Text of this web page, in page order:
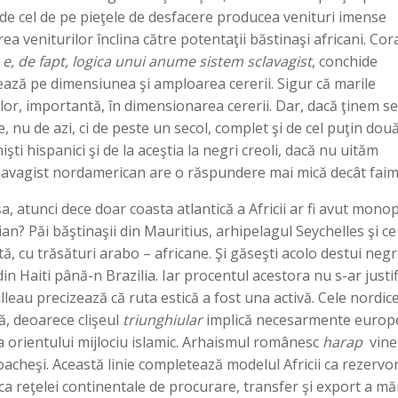
de pe pieţele de desfacere producea venituri imense
veniturilor înclina către potentaţii băstinaşi africani.
e, de fapt, logica unui anume sistem sclavagist, conchide
pe dimensiunea şi amploarea cererii. Sigur că marile
importantă, în dimensionarea cererii. Dar, dacă ţinem
de azi, ci de peste un secol, complet şi de cel puţin
hispanici şi de la aceştia la negri creoli, dacă nu uităm
nordamerican are o răspundere mai mică decât
atunci dece doar coasta atlantică a Africii ar fi avut
Păi băştinaşii din Mauritius, arhipelagul Seychelles şi ce
cu trăsături arabo – africane. Şi găseşti acolo destui
Haiti până-n Brazilia. Iar procentul acestora nu s-ar
precizează că ruta estică a fost una activă. Cele
deoarece clişeul triunghiularimplică necesarmente
mijlociu islamic. Arhaismul românesc harapvine
Această linie completează modelul Africii ca
reţelei continentale de procurare, transfer şi export a